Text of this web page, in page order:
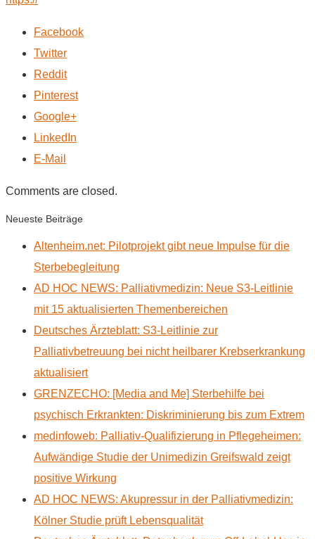
Facebook
Twitter
Reddit
Pinterest
Google+
LinkedIn
E-Mail
Comments are closed.
Neueste Beiträge
Altenheim.net: Pilotprojekt gibt neue Impulse für die
Sterbebegleitung
AD HOC NEWS: Palliativmedizin: Neue S3-Leitlinie
mit 15 aktualisierten Themenbereichen
Deutsches Ärzteblatt: S3-Leitlinie zur
Palliativbetreuung bei nicht heilbarer Krebserkrankung
aktualisiert
GRENZECHO: [Media and Me] Sterbehilfe bei
psychisch Erkrankten: Diskriminierung bis zum Extrem
medinfoweb: Palliativ-Qualifizierung in Pflegeheimen:
Aufwändige Studie der Unimedizin Greifswald zeigt
positive Wirkung
AD HOC NEWS: Akupressur in der Palliativmedizin:
Kölner Studie prüft Lebensqualität